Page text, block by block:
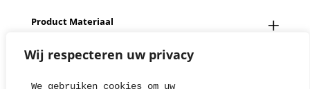
Wij respecteren uw privacy
We gebruiken cookies om uw
Product Materiaal